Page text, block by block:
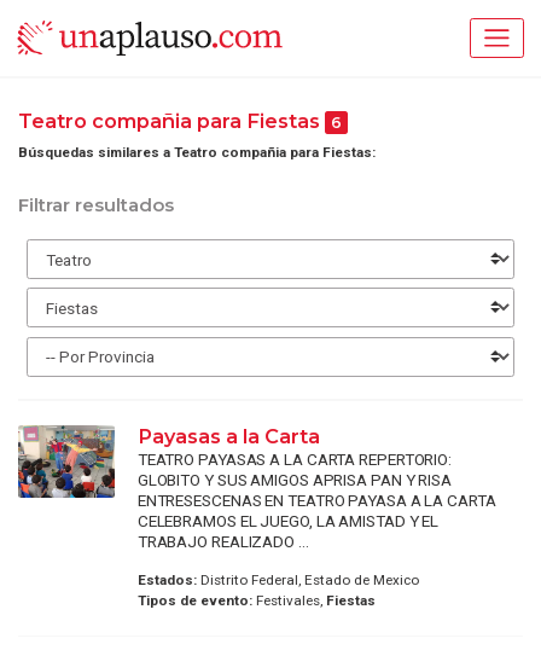
Teatro compañia para Fiestas 6
Búsquedas similares a Teatro compañia para Fiestas:
Filtrar resultados
Payasas a la Carta
TEATRO PAYASAS A LA CARTA REPERTORIO:
GLOBITO Y SUS AMIGOS APRISA PAN Y RISA
ENTRESESCENAS EN TEATRO PAYASA A LA CARTA
CELEBRAMOS EL JUEGO, LA AMISTAD Y EL
TRABAJO REALIZADO ...
Estados:Distrito Federal, Estado de Mexico
Tipos de evento:Festivales, Fiestas